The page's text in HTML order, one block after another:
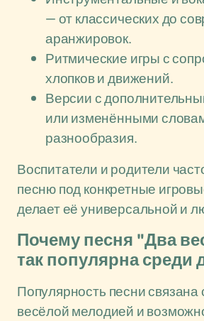
— от классических до
аранжировок.
Ритмические игры с
хлопков и движений.
Версии с
или изменёнными
разнообразия.
Воспитатели и родители
песню под конкретные
делает её универсальной и
Почему песня "Два
так популярна среди
Популярность песни связана
весёлой мелодией и